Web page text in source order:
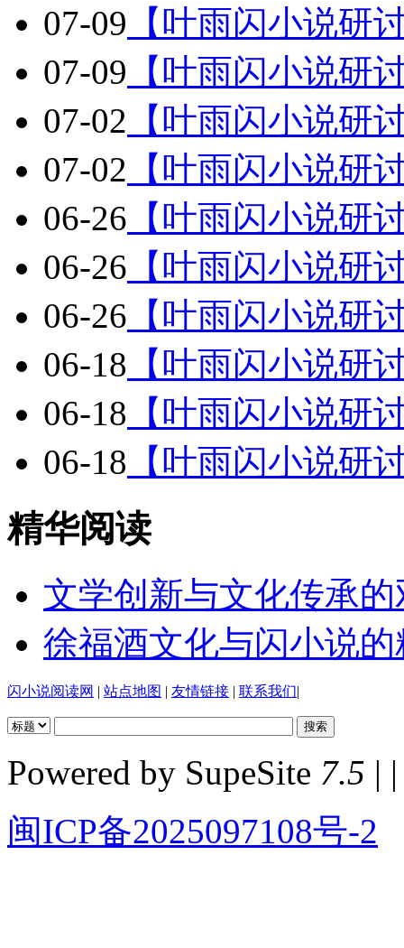
07-09 【叶雨闪小说研
07-09 【叶雨闪小说研
07-02 【叶雨闪小说研
07-02 【叶雨闪小说研
06-26 【叶雨闪小说研
06-26 【叶雨闪小说研
06-26 【叶雨闪小说研
06-18 【叶雨闪小说研
06-18 【叶雨闪小说研
06-18 【叶雨闪小说研
精华阅读
文学创新与文化传承
徐福酒文化与闪小说
闪小说阅读网 | 站点地图 | 友情链接 | 联系我们|
Powered by SupeSite 7.5 | |
闽ICP备2025097108号-2